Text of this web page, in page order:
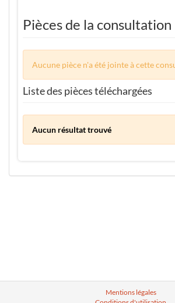
Pièces de la consultation
Aucune pièce n'a été jointe à cette
Liste des pièces téléchargées
Aucun résultat trouvé
Mentions légales